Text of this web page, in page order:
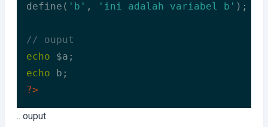
define( 'b' , 'ini adalah variabel b' );
// ouput
echo
echo
?>
Code language:
.. ouput